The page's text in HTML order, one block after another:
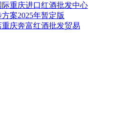
重庆进口红酒批发中心
案2025年暂定版
庆奔富红酒批发贸易